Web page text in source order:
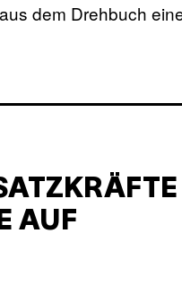
dem Drehbuch
AUF